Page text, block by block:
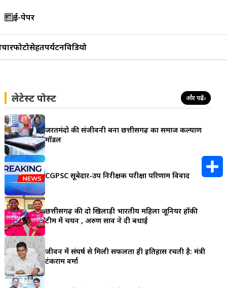
ई-पेपर
फोटोसेहतपर्यटनविडियो
लेटेस्ट पोस्ट और पढ़ें›
जरूरतमंदो की संजीवनी बना छत्तीसगढ़ का समाज कल्याण
मॉडल
CGPSC सूबेदार-उप निरीक्षक परीक्षा परिणाम विवाद
छत्तीसगढ़ की दो खिलाड़ी भारतीय महिला जूनियर हॉकी
टीम में चयन , अरुण साव ने दी बधाई
जीवन में संघर्ष से मिली सफलता ही इतिहास रचती है: मंत्री
टंकराम वर्मा
r